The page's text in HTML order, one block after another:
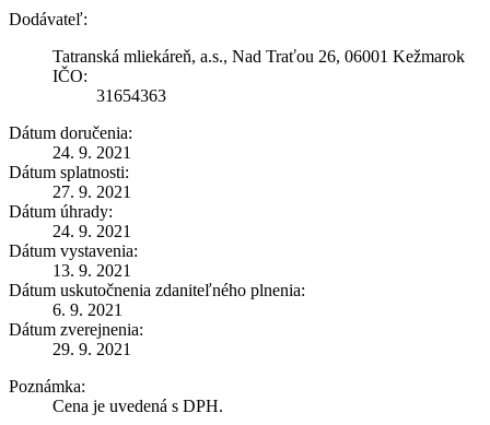
Dodávateľ:
Tatranská mliekáreň, a.s., Nad Traťou 26, 06001 Kežmarok
IČO:
31654363
Dátum doručenia:
24. 9. 2021
Dátum splatnosti:
27. 9. 2021
Dátum úhrady:
24. 9. 2021
Dátum vystavenia:
13. 9. 2021
Dátum uskutočnenia zdaniteľného plnenia:
6. 9. 2021
Dátum zverejnenia:
29. 9. 2021
Poznámka:
Cena je uvedená s DPH.